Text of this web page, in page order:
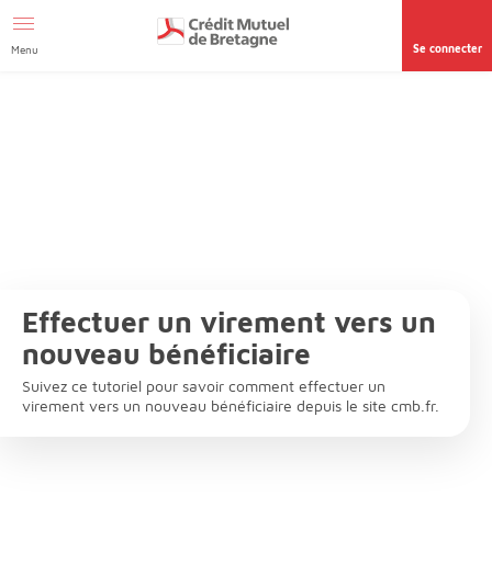
page accessibilité
Menu Se connecter
Effectuer un virement vers un
nouveau bénéficiaire
Suivez ce tutoriel pour savoir comment effectuer un
virement vers un nouveau bénéficiaire depuis le site cmb.fr.